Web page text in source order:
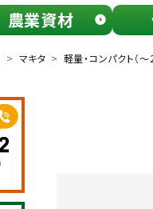
農業資材
マキタ 軽量・コンパクト（